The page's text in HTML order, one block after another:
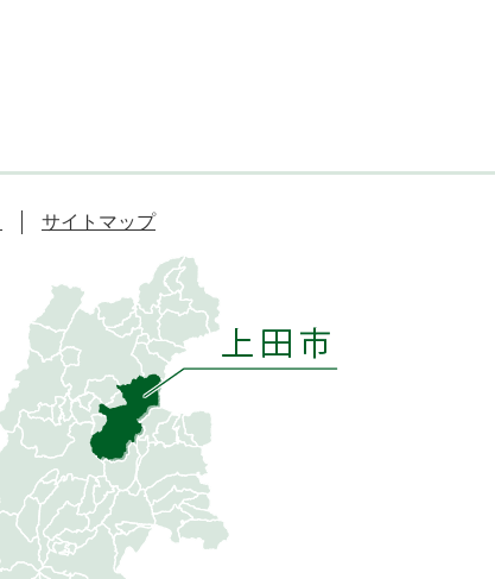
サイトマップ